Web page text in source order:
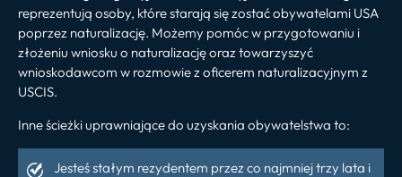
reprezentują osoby, które starają się zostać obywatelami USA
poprzez naturalizację. Możemy pomóc w przygotowaniu i
złożeniu wniosku o naturalizację oraz towarzyszyć
wnioskodawcom w rozmowie z oficerem naturalizacyjnym z
USCIS.
Inne ścieżki uprawniające do uzyskania obywatelstwa to:
Jesteś stałym rezydentem przez co najmniej trzy lata i